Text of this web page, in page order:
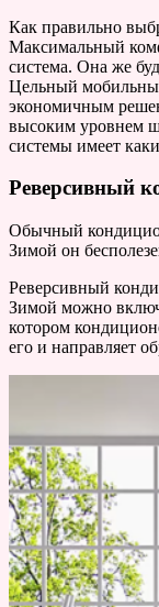
Как правильно
Максимальный
система. Она же
Цельный
экономичным
высоким уровнем
системы имеет
Реверсивный
Обычный
Зимой он
Реверсивный
Зимой можно
котором
его и направляет